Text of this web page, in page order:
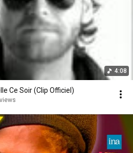
4:08
Ce Soir (Clip Officiel)